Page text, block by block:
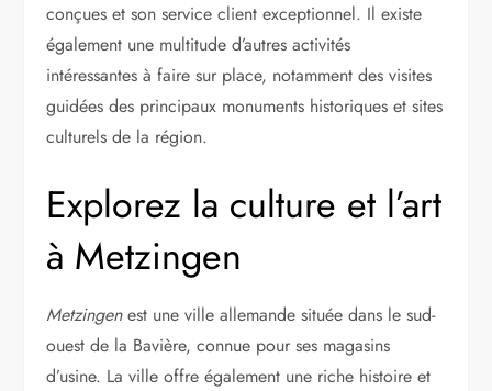
conçues et son service client exceptionnel. Il existe
également une multitude d’autres activités
intéressantes à faire sur place, notamment des visites
guidées des principaux monuments historiques et sites
culturels de la région.
Explorez la culture et l’art
à Metzingen
Metzingenest une ville allemande située dans le sud-
ouest de la Bavière, connue pour ses magasins
d’usine. La ville offre également une riche histoire et